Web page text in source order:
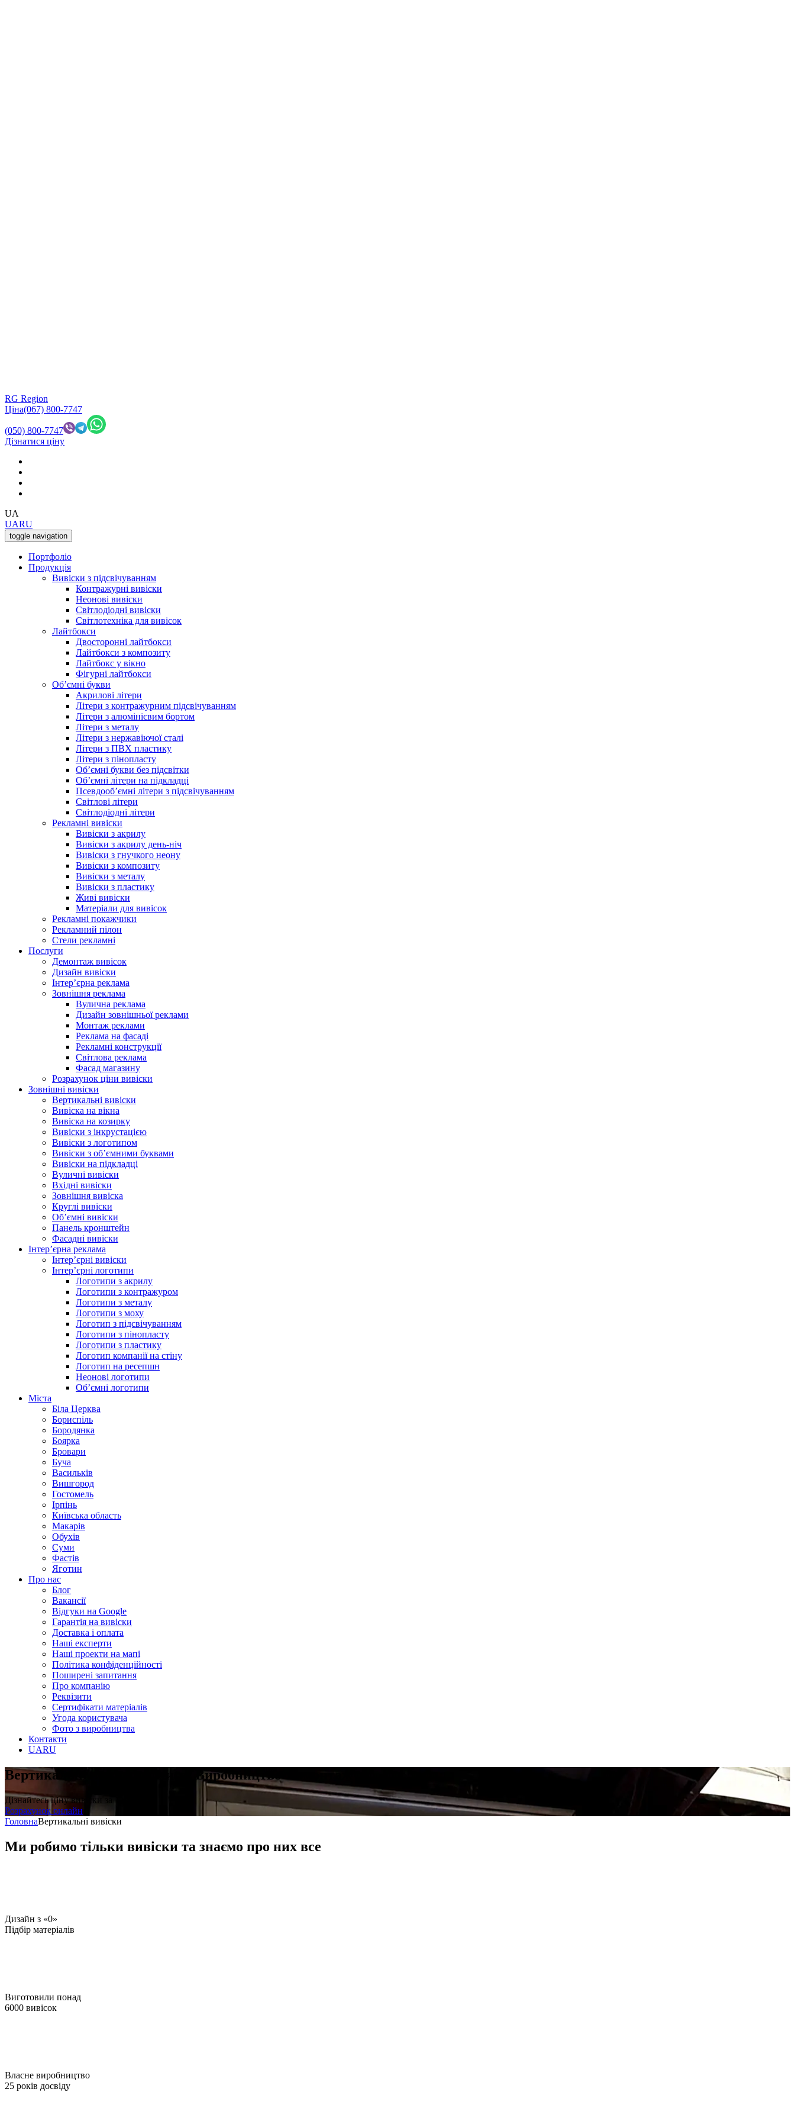
RG Region
Ціна(067) 800-7747
(050) 800-7747
Дізнатися ціну
UA
UARU
toggle navigation
Портфоліо
Продукція
Вивіски з підсвічуванням
Контражурні вивіски
Неонові вивіски
Світлодіодні вивіски
Світлотехніка для вивісок
Лайтбокси
Двосторонні лайтбокси
Лайтбокси з композиту
Лайтбокс у вікно
Фігурні лайтбокси
Об’ємні букви
Акрилові літери
Літери з контражурним підсвічуванням
Літери з алюмінієвим бортом
Літери з металу
Літери з нержавіючої сталі
Літери з ПВХ пластику
Літери з пінопласту
Об’ємні букви без підсвітки
Об’ємні літери на підкладці
Псевдооб’ємні літери з підсвічуванням
Світлові літери
Світлодіодні літери
Рекламні вивіски
Вивіски з акрилу
Вивіски з акрилу день-ніч
Вивіски з гнучкого неону
Вивіски з композиту
Вивіски з металу
Вивіски з пластику
Живі вивіски
Матеріали для вивісок
Рекламні покажчики
Рекламний пілон
Стели рекламні
Послуги
Демонтаж вивісок
Дизайн вивіски
Інтер’єрна реклама
Зовнішня реклама
Вулична реклама
Дизайн зовнішньої реклами
Монтаж реклами
Реклама на фасаді
Рекламні конструкції
Світлова реклама
Фасад магазину
Розрахунок ціни вивіски
Зовнішні вивіски
Вертикальні вивіски
Вивіска на вікна
Вивіска на козирку
Вивіски з інкрустацією
Вивіски з логотипом
Вивіски з об’ємними буквами
Вивіски на підкладці
Вуличні вивіски
Вхідні вивіски
Зовнішня вивіска
Круглі вивіски
Об’ємні вивіски
Панель кронштейн
Фасадні вивіски
Інтер’єрна реклама
Інтер’єрні вивіски
Інтер’єрні логотипи
Логотипи з акрилу
Логотипи з контражуром
Логотипи з металу
Логотипи з моху
Логотип з підсвічуванням
Логотипи з пінопласту
Логотипи з пластику
Логотип компанії на стіну
Логотип на ресепшн
Неонові логотипи
Об’ємні логотипи
Міста
Біла Церква
Бориспіль
Бородянка
Боярка
Бровари
Буча
Васильків
Вишгород
Гостомель
Ірпінь
Київська область
Макарів
Обухів
Суми
Фастів
Яготин
Про нас
Блог
Вакансії
Відгуки на Google
Гарантія на вивіски
Доставка і оплата
Наші експерти
Наші проекти на мапі
Політика конфіденційності
Поширені запитання
Про компанію
Реквізити
Сертифікати матеріалів
Угода користувача
Фото з виробництва
Контакти
UARU
Вертикальні вивіски у Києві Виробництво та монтаж
Дізнайтесь ціну вивіски за 1 хвилину
Розрахунок онлайн
ГоловнаВертикальні вивіски
Ми робимо тільки вивіски та знаємо про них все
Дизайн з «0»
Підбір матеріалів
Виготовили понад
6000 вивісок
Власне виробництво
25 років досвіду